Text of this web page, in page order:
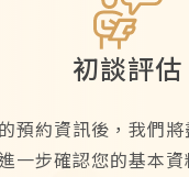
初談評估
預約資訊後，我們
一步確認您的基本